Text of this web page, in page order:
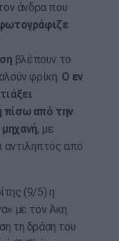
άνδρα που
βλέπουν το
φρίκη. Ο εν
πίσω από την
, με
αντιληπτός από
(9/5) η
με τον Άκη
τη δράση του